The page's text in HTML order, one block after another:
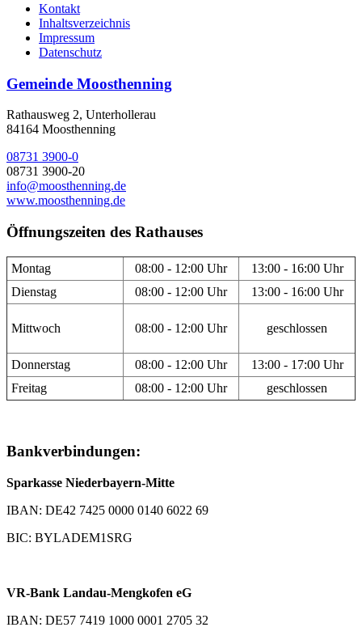
Kontakt
Inhaltsverzeichnis
Impressum
Datenschutz
Gemeinde Moosthenning
Rathausweg 2, Unterhollerau
84164 Moosthenning
08731 3900-0
08731 3900-20
info@moosthenning.de
www.moosthenning.de
Öffnungszeiten des Rathauses
Montag 08:00 - 12:00 Uhr
13:00 - 16:00 Uhr
Dienstag
08:00 - 12:00 Uhr 13:00 - 16:00 Uhr
Mittwoch 08:00 - 12:00 Uhr geschlossen
Donnerstag 08:00 - 12:00 Uhr
13:00 - 17:00 Uhr
Freitag
08:00 - 12:00 Uhr geschlossen
Bankverbindungen:
Sparkasse Niederbayern-Mitte
IBAN: DE42 7425 0000 0140 6022 69
BIC: BYLADEM1SRG
VR-Bank Landau-Mengkofen eG
IBAN: DE57 7419 1000 0001 2705 32